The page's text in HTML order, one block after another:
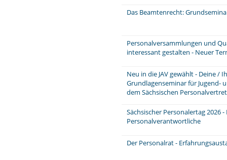
Das Beamtenrecht:
Personalversammlungen und
interessant gestalten - Neuer
Neu in die JAV gewählt - Deine /
Grundlagenseminar für Jugend-
dem Sächsischen
Sächsischer Personalertag 2026
Personalverantwortliche
Der Personalrat -